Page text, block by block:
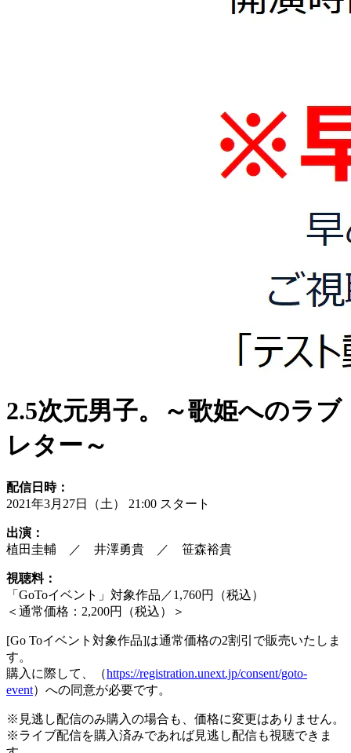
2.5次元男子。～歌姫へのラブ
レター～
配信日時：
2021年3月27日（土） 21:00 スタート
出演：
植田圭輔 ／ 井澤勇貴 ／ 笹森裕貴
視聴料：
「GoToイベント」対象作品／1,760円（税込）
＜通常価格：2,200円（税込）＞
[Go Toイベント対象作品]は通常価格の2割引で販売いたしま
す。
購入に際して、（https://registration.unext.jp/consent/goto-
event）への同意が必要です。
※見逃し配信のみ購入の場合も、価格に変更はありません。
※ライブ配信を購入済みであれば見逃し配信も視聴できま